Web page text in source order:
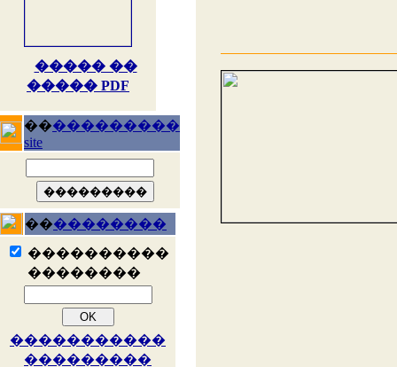
����� ��
����� PDF
�����������
site
����������
����������
��������
�����������
���������